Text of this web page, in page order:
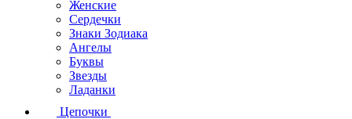
Женские
Сердечки
Знаки Зодиака
Ангелы
Буквы
Звезды
Ладанки
Цепочки